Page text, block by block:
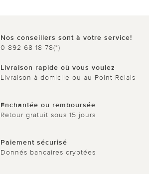
Nos conseillers sont à votre service!
0 892 68 18 78(*)
Livraison rapide où vous voulez
Livraison à domicile ou au Point Relais
Enchantée ou remboursée
Retour gratuit sous 15 jours
Paiement sécurisé
Donnés bancaires cryptées